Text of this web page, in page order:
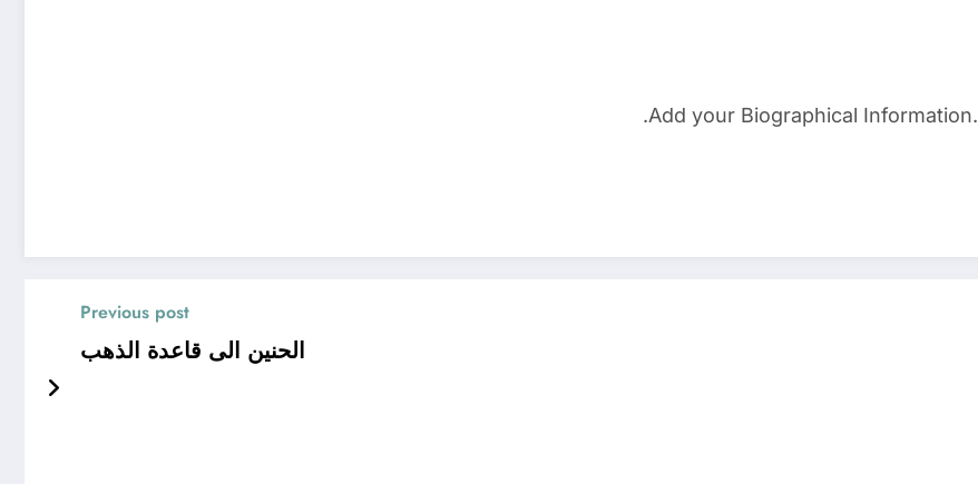
Add your Biographical Information.
Previous post
الحنين الى قاعدة الذهب